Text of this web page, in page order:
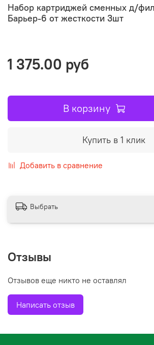
Набор картриджей сменных д/
Барьер-6 от жесткости 3шт
1 375.00 руб
В корзину
Купить в 1 клик
Добавить в сравнение
Выбрать
Отзывы
Отзывов еще никто не оставлял
Написать отзыв